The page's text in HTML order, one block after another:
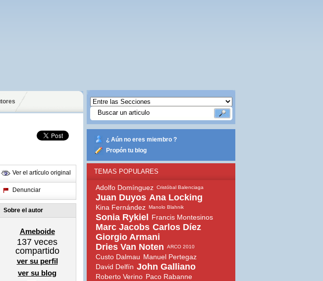
Ver el artículo original
Denunciar
Sobre el autor
Ameboide
137 veces
compartido
ver su perfil
ver su blog
¿ Aún no eres miembro ?
Propón tu blog
TEMAS POPULARES
Adolfo Domínguez Cristóbal Balenciaga
Juan Duyos Ana Locking
Kina Fernández Manolo Blahnik
Sonia Rykiel Francis Montesinos
Marc Jacobs Carlos Díez
Giorgio Armani
Dries Van Noten
ARCO 2010
Custo Dalmau Manuel Pertegaz
David Delfín John Galliano
Roberto Verino Paco Rabanne